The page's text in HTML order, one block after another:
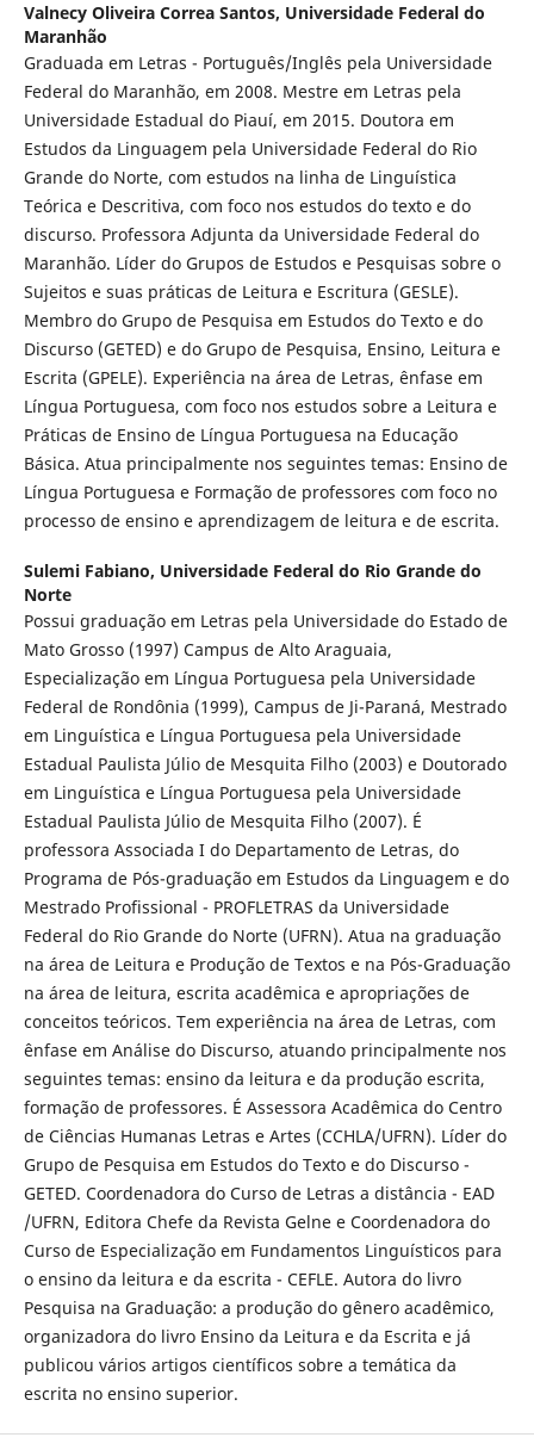
Valnecy Oliveira Correa Santos, Universidade Federal do
Maranhão
Graduada em Letras - Português/Inglês pela Universidade
Federal do Maranhão, em 2008. Mestre em Letras pela
Universidade Estadual do Piauí, em 2015. Doutora em
Estudos da Linguagem pela Universidade Federal do Rio
Grande do Norte, com estudos na linha de Linguística
Teórica e Descritiva, com foco nos estudos do texto e do
discurso. Professora Adjunta da Universidade Federal do
Maranhão. Líder do Grupos de Estudos e Pesquisas sobre o
Sujeitos e suas práticas de Leitura e Escritura (GESLE).
Membro do Grupo de Pesquisa em Estudos do Texto e do
Discurso (GETED) e do Grupo de Pesquisa, Ensino, Leitura e
Escrita (GPELE). Experiência na área de Letras, ênfase em
Língua Portuguesa, com foco nos estudos sobre a Leitura e
Práticas de Ensino de Língua Portuguesa na Educação
Básica. Atua principalmente nos seguintes temas: Ensino de
Língua Portuguesa e Formação de professores com foco no
processo de ensino e aprendizagem de leitura e de escrita.
Sulemi Fabiano, Universidade Federal do Rio Grande do
Norte
Possui graduação em Letras pela Universidade do Estado de
Mato Grosso (1997) Campus de Alto Araguaia,
Especialização em Língua Portuguesa pela Universidade
Federal de Rondônia (1999), Campus de Ji-Paraná, Mestrado
em Linguística e Língua Portuguesa pela Universidade
Estadual Paulista Júlio de Mesquita Filho (2003) e Doutorado
em Linguística e Língua Portuguesa pela Universidade
Estadual Paulista Júlio de Mesquita Filho (2007). É
professora Associada I do Departamento de Letras, do
Programa de Pós-graduação em Estudos da Linguagem e do
Mestrado Profissional - PROFLETRAS da Universidade
Federal do Rio Grande do Norte (UFRN). Atua na graduação
na área de Leitura e Produção de Textos e na Pós-Graduação
na área de leitura, escrita acadêmica e apropriações de
conceitos teóricos. Tem experiência na área de Letras, com
ênfase em Análise do Discurso, atuando principalmente nos
seguintes temas: ensino da leitura e da produção escrita,
formação de professores. É Assessora Acadêmica do Centro
de Ciências Humanas Letras e Artes (CCHLA/UFRN). Líder do
Grupo de Pesquisa em Estudos do Texto e do Discurso -
GETED. Coordenadora do Curso de Letras a distância - EAD
/UFRN, Editora Chefe da Revista Gelne e Coordenadora do
Curso de Especialização em Fundamentos Linguísticos para
o ensino da leitura e da escrita - CEFLE. Autora do livro
Pesquisa na Graduação: a produção do gênero acadêmico,
organizadora do livro Ensino da Leitura e da Escrita e já
publicou vários artigos científicos sobre a temática da
escrita no ensino superior.